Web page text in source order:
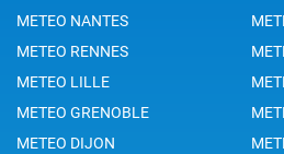
METEO NANTES
METEO RENNES
METEO LILLE
METEO GRENOBLE
METEO DIJON